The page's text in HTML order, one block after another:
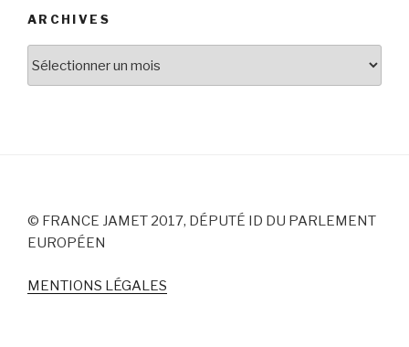
ARCHIVES
© FRANCE JAMET 2017, DÉPUTÉ ID DU PARLEMENT
EUROPÉEN
MENTIONS LÉGALES